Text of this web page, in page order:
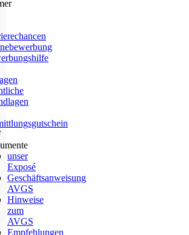
unser
Exposé
Geschäftsanweisung
AVGS
Hinweise
zum
AVGS
Empfehlungen